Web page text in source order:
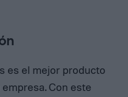
es el mejor producto
Con este